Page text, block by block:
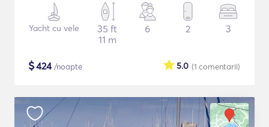
Yacht cu vele
35 ft
11 m
6 2 3
$424/noapte (1 comentarii)
5.0